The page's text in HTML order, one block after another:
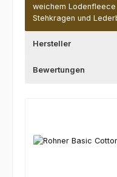
weichem
Stehkragen und
Hersteller
Bewertungen